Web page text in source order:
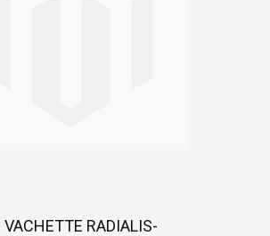
RADIALIS-